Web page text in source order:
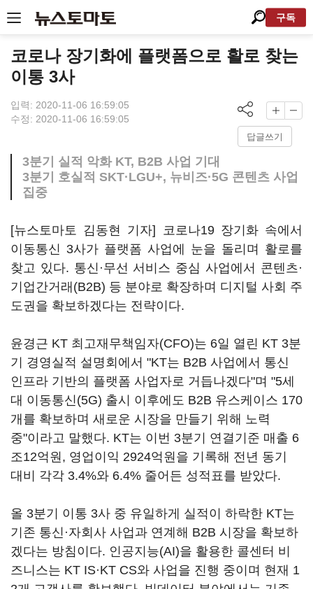
구독
코로나 장기화에 플랫폼으로 활로 찾는
이통 3사
입력: 2020-11-06 16:59:05
수정: 2020-11-06 16:59:05
답글쓰기
3분기 실적 악화 KT, B2B 사업 기대
3분기 호실적 SKT·LGU+, 뉴비즈·5G 콘텐츠 사업
집중
[뉴스토마토 김동현 기자] 코로나19 장기화 속에서
이동통신 3사가 플랫폼 사업에 눈을 돌리며 활로를
찾고 있다. 통신·무선 서비스 중심 사업에서 콘텐츠·
기업간거래(B2B) 등 분야로 확장하며 디지털 사회 주
도권을 확보하겠다는 전략이다.
윤경근 KT 최고재무책임자(CFO)는 6일 열린 KT 3분
기 경영실적 설명회에서 "KT는 B2B 사업에서 통신
인프라 기반의 플랫폼 사업자로 거듭나겠다"며 "5세
대 이동통신(5G) 출시 이후에도 B2B 유스케이스 170
개를 확보하며 새로운 시장을 만들기 위해 노력
중"이라고 말했다. KT는 이번 3분기 연결기준 매출 6
조12억원, 영업이익 2924억원을 기록해 전년 동기
대비 각각 3.4%와 6.4% 줄어든 성적표를 받았다.
올 3분기 이통 3사 중 유일하게 실적이 하락한 KT는
기존 통신·자회사 사업과 연계해 B2B 시장을 확보하
겠다는 방침이다. 인공지능(AI)을 활용한 콜센터 비
즈니스는 KT IS·KT CS와 사업을 진행 중이며 현재 1